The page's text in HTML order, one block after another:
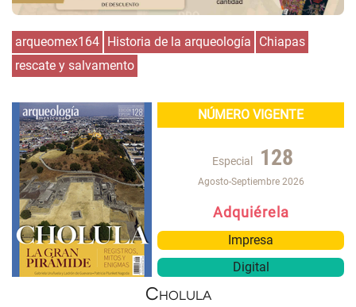
arqueomex164 Historia de la arqueología
Chiapas
rescate y salvamento
NÚMERO VIGENTE
Especial 128
Agosto-Septiembre 2026
Adquiérela
Impresa
Digital
Cholula